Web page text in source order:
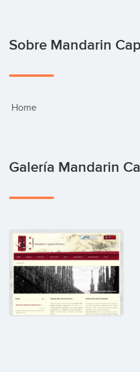
Sobre Mandarin
Home
Galería Mandarin